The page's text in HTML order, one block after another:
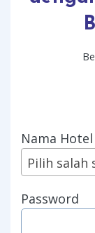
Nama Hotel
Pilih salah
Password